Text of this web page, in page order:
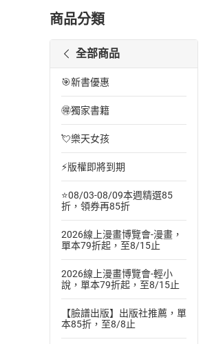
商品分類
全部商品
🎯新書優惠
🉐獨家書籍
💘樂天女孩
⚡版權即將到期
⭐08/03-08/09本週精選85
折，領券再85折
2026線上漫畫博覽會-漫畫，
單本79折起，至8/15止
2026線上漫畫博覽會-輕小
說，單本79折起，至8/15止
【臉譜出版】出版社推薦，單
本85折，至8/8止